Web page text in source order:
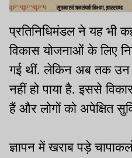
प्रतिनिधिमंडल ने यह भी
विकास योजनाओं के लिए
गई थीं. लेकिन अब तक
नहीं हो पाया है. इससे
हैं और लोगों को अपेक्षित
ज्ञापन में खराब पड़े